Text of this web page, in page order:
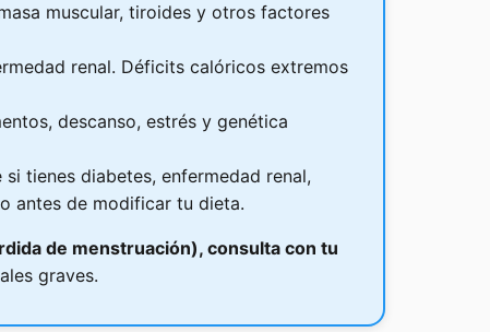
muscular, tiroides y otros factores
renal. Déficits calóricos extremos
descanso, estrés y genética
si tienes diabetes, enfermedad renal,
antes de modificar tu dieta.
de menstruación), consulta con tu
graves.